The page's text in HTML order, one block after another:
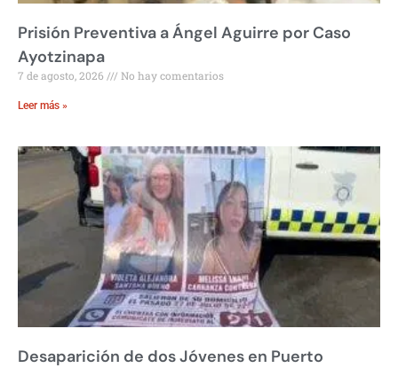
Prisión Preventiva a Ángel Aguirre por Caso
Ayotzinapa
7 de agosto, 2026 No hay comentarios
Leer más »
Desaparición de dos Jóvenes en Puerto